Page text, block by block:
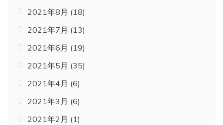
2021年8月 (18)
2021年7月 (13)
2021年6月 (19)
2021年5月 (35)
2021年4月 (6)
2021年3月 (6)
2021年2月 (1)